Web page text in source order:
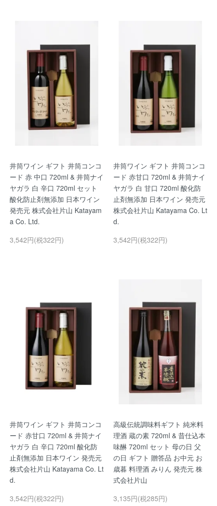
井筒ワイン ギフト 井筒コンコ
ード 赤 中口 720ml & 井筒ナイ
ヤガラ 白 辛口 720ml セット
酸化防止剤無添加 日本ワイン
発売元 株式会社片山 Katayam
a Co. Ltd.
3,542円(税322円)
井筒ワイン ギフト 井筒コンコ
ード 赤甘口 720ml & 井筒ナイ
ヤガラ 白 甘口 720ml 酸化防
止剤無添加 日本ワイン 発売元
株式会社片山 Katayama Co. Lt
d.
3,542円(税322円)
井筒ワイン ギフト 井筒コンコ
ード 赤甘口 720ml & 井筒ナイ
ヤガラ 白 辛口 720ml 酸化防
止剤無添加 日本ワイン 発売元
株式会社片山 Katayama Co. Lt
d.
3,542円(税322円)
高級伝統調味料ギフト 純米料
理酒 蔵の素 720ml & 昔仕込本
味醂 720ml セット 母の日 父
の日 ギフト 贈答品 お中元 お
歳暮 料理酒 みりん 発売元 株
式会社片山
3,135円(税285円)